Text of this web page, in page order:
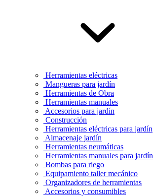
Herramientas eléctricas
Mangueras para jardín
Herramientas de Obra
Herramientas manuales
Accesorios para jardín
Construcción
Herramientas eléctricas para jardín
Almacenaje jardín
Herramientas neumáticas
Herramientas manuales para jardín
Bombas para riego
Equipamiento taller mecánico
Organizadores de herramientas
Accesorios y consumibles